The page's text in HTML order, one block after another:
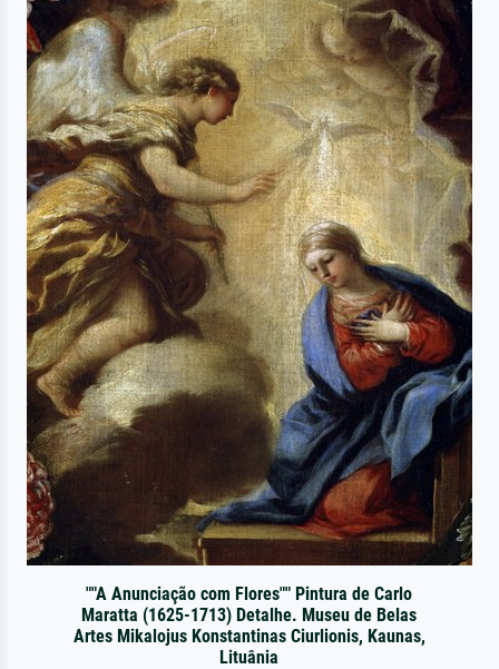
""A Anunciação com Flores"" Pintura de Carlo
Maratta (1625-1713) Detalhe. Museu de Belas
Artes Mikalojus Konstantinas Ciurlionis, Kaunas,
Lituânia